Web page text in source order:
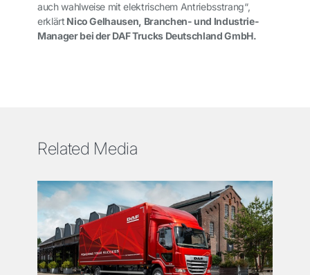
auch wahlweise mit elektrischem Antriebsstrang“,
erklärt Nico Gelhausen, Branchen- und Industrie-
Manager bei der DAF Trucks Deutschland GmbH.
Related Media